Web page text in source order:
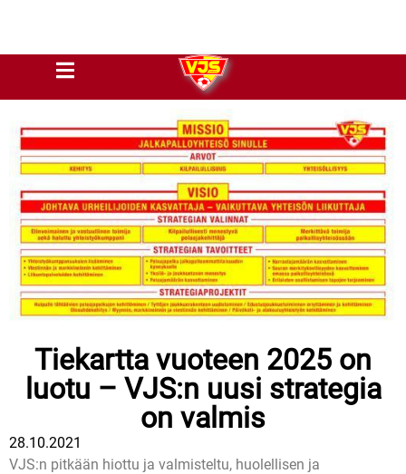
Tiekartta vuoteen 2025 on
luotu – VJS:n uusi strategia
on valmis
28.10.2021
VJS:n pitkään hiottu ja valmisteltu, huolellisen ja